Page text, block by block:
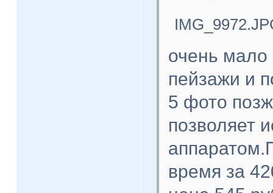
очень мало
пейзажи и
5 фото
позволяет
время за